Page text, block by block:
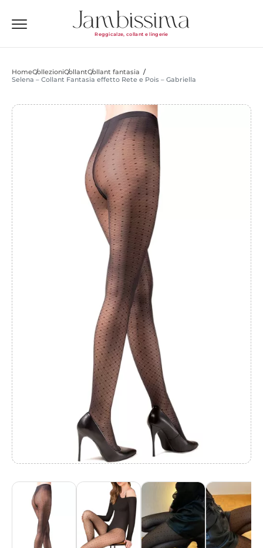
Reggicalze, collant e lingerie
HomeCollezioniCollantCollant fantasia
Selena – Collant Fantasia effetto Rete e Pois – Gabriella